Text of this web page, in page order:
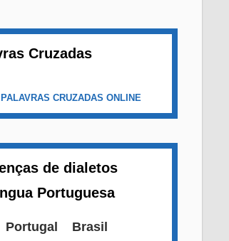
Cruzadas
CRUZADAS ONLINE
de dialetos
Portuguesa
Portugal
Brasil